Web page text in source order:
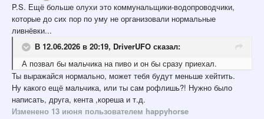
P.S. Ещё больше олухи это коммунальщики-водопроводчики,
которые до сих пор по уму не организовали нормальные
ливнёвки...
В 12.06.2026 в 20:19, DriverUFO сказал:
А позвал бы мальчика на пиво и он бы сразу приехал.
Ты выражайся нормально, может тебя будут меньше хейтить.
Ну какого ещё мальчика, или ты сам рофлишь?! Нужно было
написать, друга, кента ,кореша и т.д.
Изменено 13 июня пользователем happyhorse